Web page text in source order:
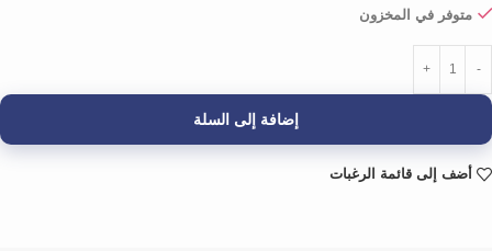
متوفر في المخزون
إضافة إلى السلة
أضف إلى قائمة الرغبات